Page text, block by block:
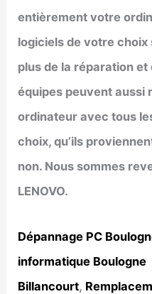
entièrement votre
logiciels de votre choix
plus de la réparation
équipes peuvent aussi
ordinateur avec tous
choix, qu’ils
non. Nous sommes
LENOVO.
Dépannage PC
informatique Boulogne
Billancourt,